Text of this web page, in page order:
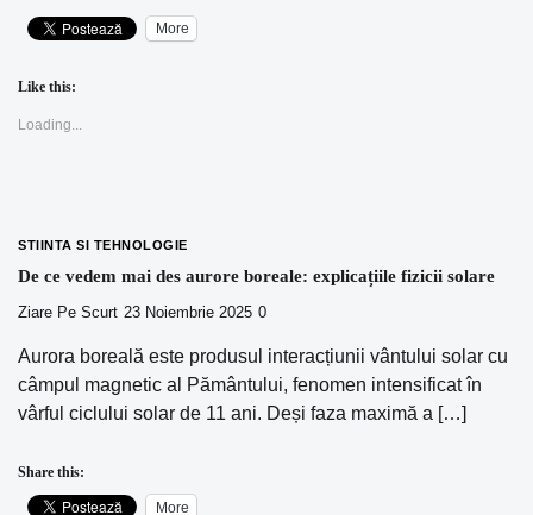
More
Like this:
Loading...
STIINTA SI TEHNOLOGIE
De ce vedem mai des aurore boreale: explicațiile fizicii solare
Ziare Pe Scurt 23 Noiembrie 2025 0
Aurora boreală este produsul interacțiunii vântului solar cu
câmpul magnetic al Pământului, fenomen intensificat în
vârful ciclului solar de 11 ani. Deși faza maximă a […]
Share this:
More